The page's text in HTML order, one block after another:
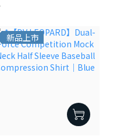
新品上市